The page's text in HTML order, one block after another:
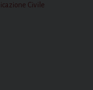
Civile